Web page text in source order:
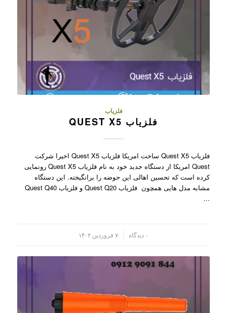
فلزیاب
فلزیاب QUEST X5
فلزیاب Quest X5 ساخت امریکا فلزیاب Quest X5 اخیرا شرکت
Quest امریکا از دستگاه جدید خود به نام فلزیاب Quest X5 رونمایی
کرده است که تحسین اهالی این حوضه را برانگیخته. این دستگاه
مشابه مدل هایی همچون فلزیاب Quest Q20 و فلزیاب Quest Q40
…
۰ دیدگاه ۷ فروردین ۱۴۰۲